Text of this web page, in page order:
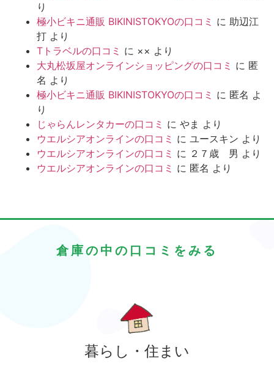
り
極小ビキニ通販 BIKINISTOKYOの口コミ に 助辺江
打 より
Tトラベルの口コミ に ×× より
大丸松坂屋オンラインショッピングの口コミ に 匿
名 より
極小ビキニ通販 BIKINISTOKYOの口コミ に 匿名 よ
り
じゃらんレンタカーの口コミ に やま より
ウエルシアオンラインの口コミ に ユースキン より
ウエルシアオンラインの口コミ に ２７歳 男 より
ウエルシアオンラインの口コミ に 匿名 より
倉庫の中の口コミをみる
暮らし・住まい